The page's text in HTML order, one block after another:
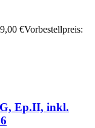
€Vorbestellpreis:
Ep.II, inkl.